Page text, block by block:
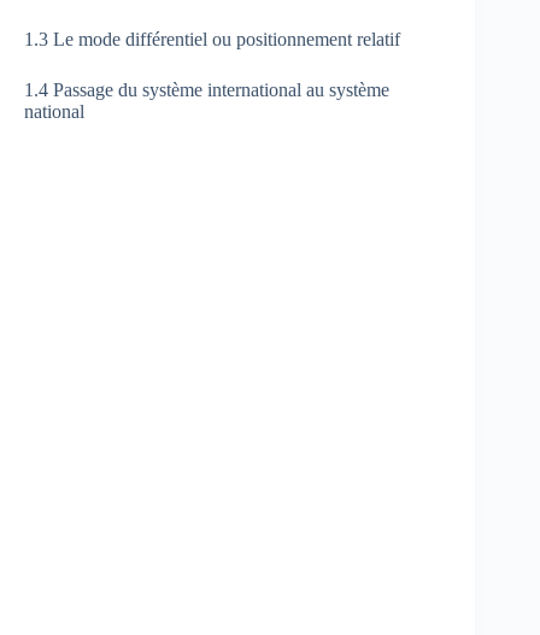
1.3 Le mode différentiel ou positionnement relatif
1.4 Passage du système international au système
national